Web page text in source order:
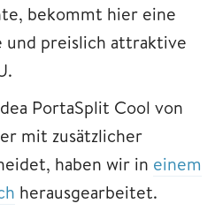
bekommt hier eine
und preislich attraktive
PortaSplit Cool von
mit zusätzlicher
haben wir in einem
herausgearbeitet.